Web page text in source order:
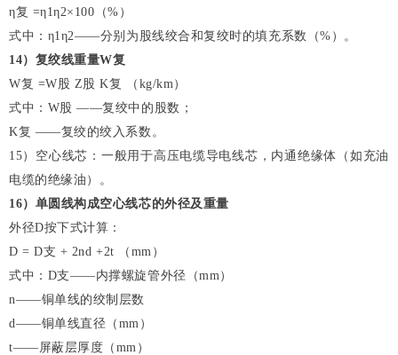
η复 =η1η2×100（%）
式中：η1η2——分别为股线绞合和复绞时的填充系数（%）。
14）复绞线重量W复
W复 =W股 Z股 K复 （kg/km）
式中：W股 ——复绞中的股数；
K复 ——复绞的绞入系数。
15）空心线芯：一般用于高压电缆导电线芯，内通绝缘体（如充油
电缆的绝缘油）。
16）单圆线构成空心线芯的外径及重量
外径D按下式计算：
D = D支 + 2nd +2t （mm）
式中：D支——内撑螺旋管外径（mm）
n——铜单线的绞制层数
d——铜单线直径（mm）
t——屏蔽层厚度（mm）